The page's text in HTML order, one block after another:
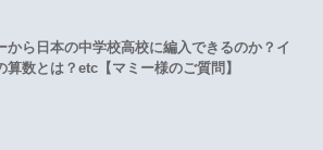
から日本の中学校高校に編入できるのか？イ
算数とは？etc【マミー様のご質問】